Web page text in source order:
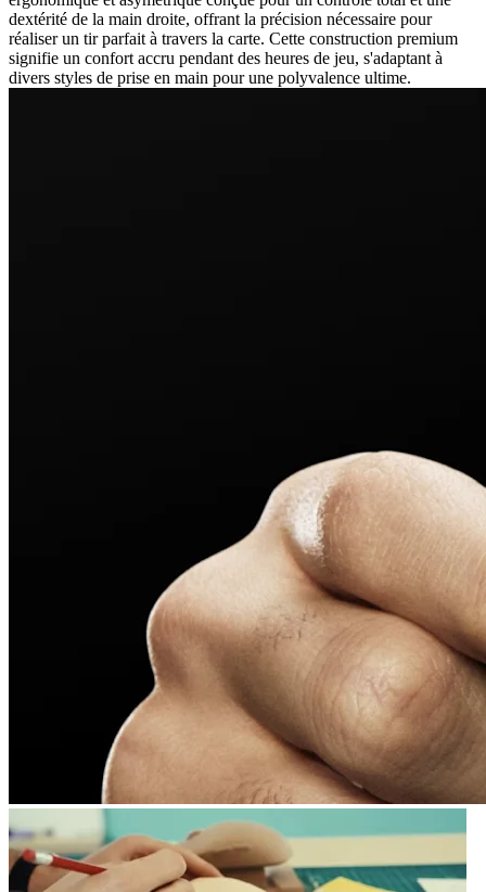
dextérité de la main droite, offrant la précision nécessaire pour
réaliser un tir parfait à travers la carte. Cette construction premium
signifie un confort accru pendant des heures de jeu, s'adaptant à
divers styles de prise en main pour une polyvalence ultime.